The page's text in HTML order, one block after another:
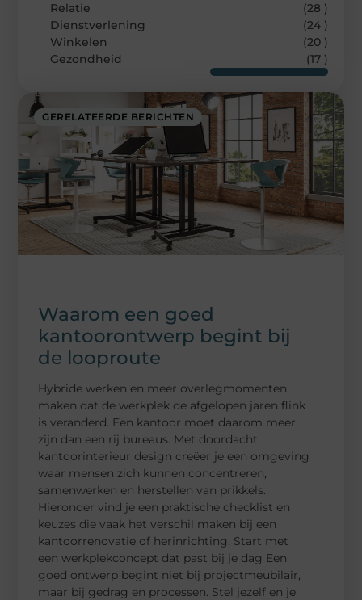
GERELATEERDE BERICHTEN
Waarom een goed
kantoorontwerp begint bij
de looproute
Hybride werken en meer overlegmomenten
maken dat de werkplek de afgelopen jaren flink
is veranderd. Een kantoor moet daarom meer
zijn dan een rij bureaus. Met doordacht
kantoorinterieur design creëer je een omgeving
waar mensen zich kunnen concentreren,
samenwerken en herstellen van prikkels.
Hieronder vind je een praktische checklist en
keuzes die vaak het verschil maken bij een
kantoorrenovatie of herinrichting. Start met
een werkplekconcept dat past bij je dag Een
goed ontwerp begint niet bij projectmeubilair,
maar bij gedrag en processen. Stel jezelf en je
Relatie
(28 )
Dienstverlening
(24 )
Winkelen
(20 )
Gezondheid
(17 )